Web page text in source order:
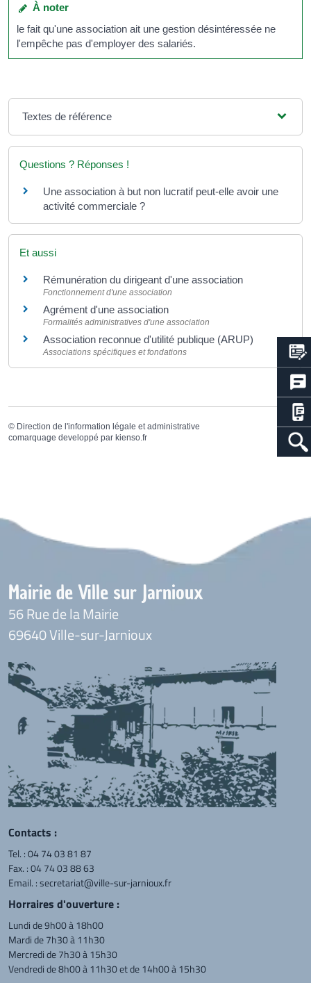
À noter
le fait qu'une association ait une gestion désintéressée ne
l'empêche pas d'employer des salariés.
Textes de référence
Questions ? Réponses !
Une association à but non lucratif peut-elle avoir une
activité commerciale ?
Et aussi
Rémunération du dirigeant d'une association
Fonctionnement d'une association
Agrément d'une association
Formalités administratives d'une association
Association reconnue d'utilité publique (ARUP)
Associations spécifiques et fondations
© Direction de l'information légale et administrative
comarquage developpé par kienso.fr
Mairie de Ville sur Jarnioux
56 Rue de la Mairie
69640 Ville-sur-Jarnioux
Contacts :
Tel. :04 74 03 81 87
Fax. : 04 74 03 88 63
Email. :secretariat@ville-sur-jarnioux.fr
Horraires d'ouverture :
Lundi de 9h00 à 18h00
Mardi de 7h30 à 11h30
Mercredi de 7h30 à 15h30
Vendredi de 8h00 à 11h30 et de 14h00 à 15h30